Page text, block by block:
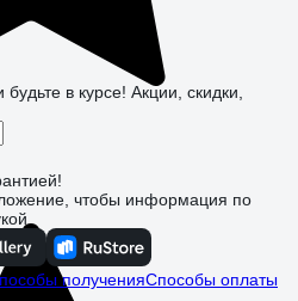
будьте в курсе! Акции, скидки,
чтобы информация по
полученияСпособы оплаты